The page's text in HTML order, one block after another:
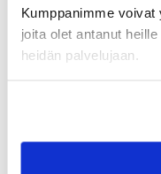
Kumppanimme voivat
joita olet antanut
heidän palvelujaan.
Verkkokauppa
Uusimmat